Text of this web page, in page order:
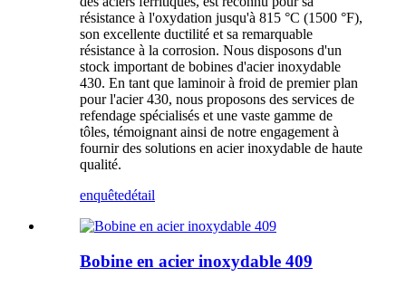
résistance à l'oxydation jusqu'à 815 °C (1500 °F),
son excellente ductilité et sa remarquable
résistance à la corrosion. Nous disposons d'un
stock important de bobines d'acier inoxydable
430. En tant que laminoir à froid de premier plan
pour l'acier 430, nous proposons des services de
refendage spécialisés et une vaste gamme de
tôles, témoignant ainsi de notre engagement à
fournir des solutions en acier inoxydable de haute
qualité.
enquêtedétail
Bobine en acier inoxydable 409